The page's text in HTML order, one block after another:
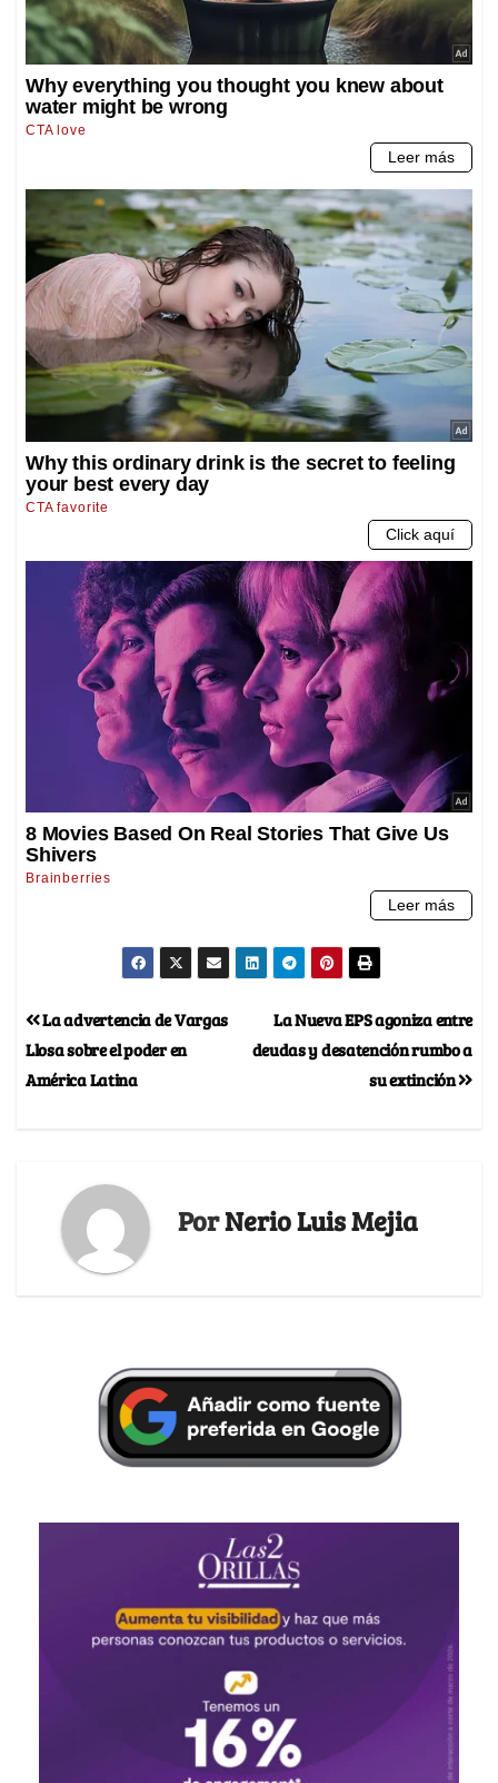
La Nueva EPS agoniza entre
deudas y desatención rumbo a
su extinción
La advertencia de Vargas
Llosa sobre el poder en
América Latina
PorNerio Luis Mejia